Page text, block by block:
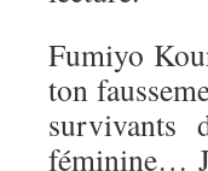
Fumiyo
ton
survivants
féminine…